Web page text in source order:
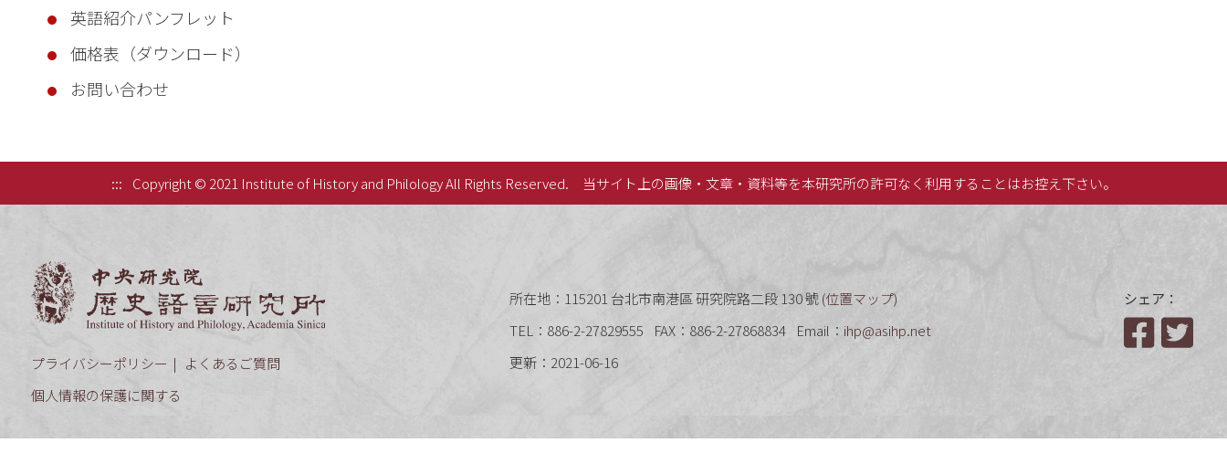
英語紹介パンフレット
価格表（ダウンロード）
お問い合わせ
::: Copyright © 2021 Institute of History and Philology All Rights Reserved. 当サイト上の画像・文章・資料等を本研究所の許可なく利用することはお控え下さい。
プライバシーポリシー
よくあるご質問
個人情報の保護に関する
所在地：115201 台北市南港區 研究院路二段 130 號 (位置マップ)
TEL：886-2-27829555
FAX：886-2-27868834 Email： ihp@asihp.net
更新：2021-06-16
シェア：
Facebook